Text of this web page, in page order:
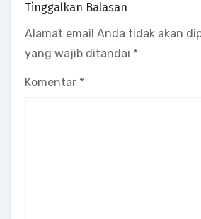
Tinggalkan Balasan
Alamat email Anda tidak akan
yang wajib ditandai *
Komentar *